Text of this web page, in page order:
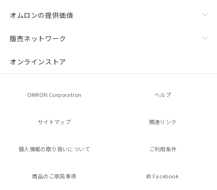
オムロンの提供価値
販売ネットワーク
オンラインストア
OMRON Corporation ヘルプ
サイトマップ 関連リンク
個人情報の取り扱いについて ご利用条件
商品のご承諾事項 Facebook